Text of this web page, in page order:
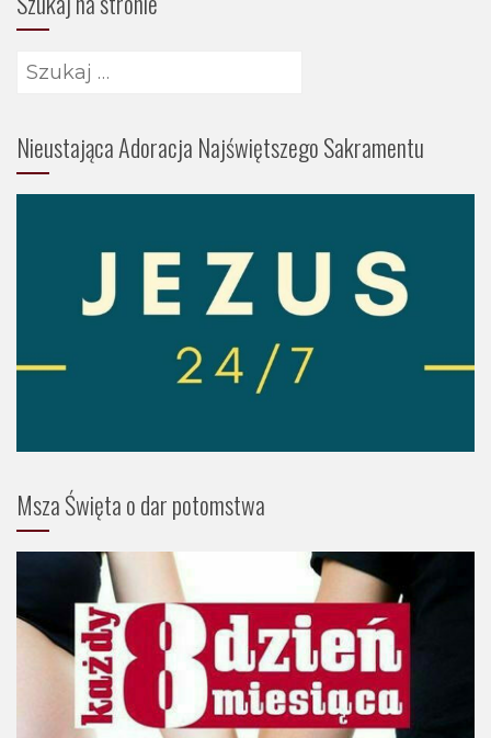
Szukaj:
Nieustająca Adoracja Najświętszego Sakramentu
Msza Święta o dar potomstwa